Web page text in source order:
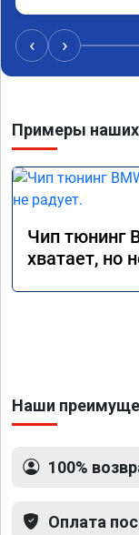
‹ ›
Примеры
Чип тюнинг
хватает, но
Наши
100%
Оплата